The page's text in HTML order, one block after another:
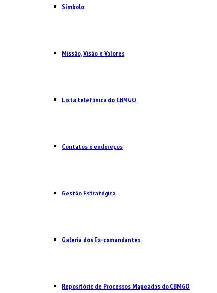
Símbolo
Missão, Visão e Valores
Lista telefônica do CBMGO
Contatos e endereços
Gestão Estratégica
Galeria dos Ex-comandantes
Repositório de Processos Mapeados do CBMGO